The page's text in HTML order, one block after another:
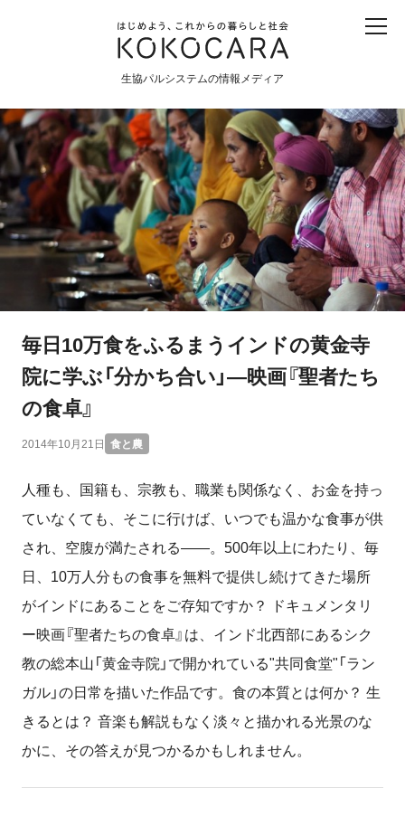
生協パルシステムの情報メディア
産直 食育 食べる 震災
食と農
暮らしと社会
環境と平和
生協の宅配パルシステム
毎日10万食をふるまうインドの黄金寺
院に学ぶ「分かち合い」―映画『聖者たち
の食卓』
2014年10月21日 食と農
人種も、国籍も、宗教も、職業も関係なく、お金を持っ
ていなくても、そこに行けば、いつでも温かな食事が供
され、空腹が満たされる――。500年以上にわたり、毎
日、10万人分もの食事を無料で提供し続けてきた場所
がインドにあることをご存知ですか？ ドキュメンタリ
ー映画『聖者たちの食卓』は、インド北西部にあるシク
教の総本山「黄金寺院」で開かれている"共同食堂"「ラン
ガル」の日常を描いた作品です。食の本質とは何か？ 生
きるとは？ 音楽も解説もなく淡々と描かれる光景のな
かに、その答えが見つかるかもしれません。